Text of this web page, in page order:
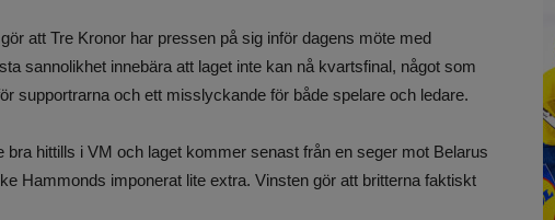
att Tre Kronor har pressen på sig inför dagens möte med
sannolikhet innebära att laget inte kan nå kvartsfinal, något som
supportrarna och ett misslyckande för både spelare och ledare.
bra hittills i VM och laget kommer senast från en seger mot Belarus
Hammonds imponerat lite extra. Vinsten gör att britterna faktiskt